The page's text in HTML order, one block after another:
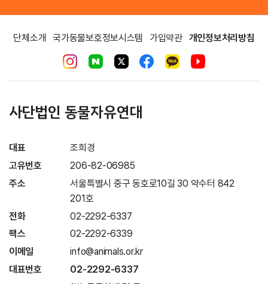
단체소개 국가동물보호정보시스템 가입약관 개인정보처리방침
사단법인 동물자유연대
대표
조희경
고유번호
206-82-06985
주소
서울특별시 중구 동호로10길 30 약수터 842
201호
전화
02-2292-6337
팩스
02-2292-6339
이메일
info@animals.or.kr
대표번호
02-2292-6337